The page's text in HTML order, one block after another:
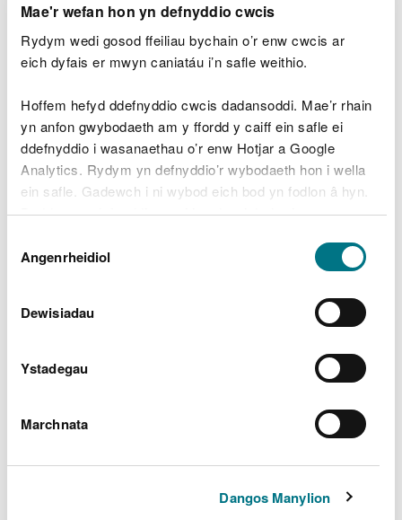
Mae'r wefan hon yn defnyddio cwcis
Rydym wedi gosod ffeiliau bychain o’r enw cwcis ar
eich dyfais er mwyn caniatáu i’n safle weithio.
Hoffem hefyd ddefnyddio cwcis dadansoddi. Mae’r rhain
yn anfon gwybodaeth am y ffordd y caiff ein safle ei
ddefnyddio i wasanaethau o’r enw Hotjar a Google
Analytics. Rydym yn defnyddio’r wybodaeth hon i wella
ein safle. Gadewch i ni wybod eich bod yn fodlon â hyn.
Byddwn yn defnyddio cwci i gadw eich dewis.
Gellirdarllen mwy am ein cwcis cyn i chi ddewis.
Caniatâd
Angenrheidiol
Dewisiadau
Ystadegau
Marchnata
Dangos Manylion
Safonau Ansawdd Aer, lefelau critigol a llwythi
critigol.
rhyngwladol
Mae'r Rheoliadau Gwarchod Cynefinoedd a
Rhywogaethau 2017, a adwaenir hefyd fel y
Rheoliadau Cynefinoedd, yn cynnwys safleoedd o
Arbennig ac Ardaloedd Gwarchodaeth Arbennig).
Mae'r Rheoliadau Cynefinoedd yn mynnu ein bod
yn sgrinio unrhyw gais am drwydded ar gyfer
effeithiau posibl ar integredd ecolegol safle
ffynonellau perthnasol eraill.
Safleoedd o bwysigrwydd
cenedlaethol
Mae Deddf Bywyd Gwyllt a Chefn Gwlad 1981 yn
cynnwys Safleoedd o Ddiddordeb Gwyddonol